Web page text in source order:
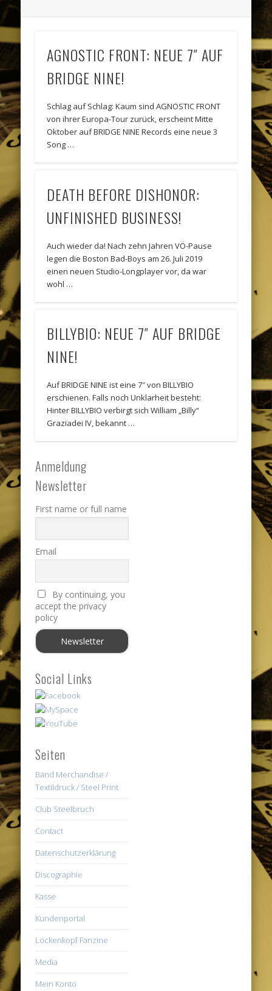
AGNOSTIC FRONT: NEUE 7″ AUF
BRIDGE NINE!
Schlag auf Schlag: Kaum sind AGNOSTIC FRONT
von ihrer Europa-Tour zurück, erscheint Mitte
Oktober auf BRIDGE NINE Records eine neue 3
Song …
DEATH BEFORE DISHONOR:
UNFINISHED BUSINESS!
Auch wieder da! Nach zehn Jahren VÖ-Pause
legen die Boston Bad-Boys am 26. Juli 2019
einen neuen Studio-Longplayer vor, da war
wohl …
BILLYBIO: NEUE 7″ AUF BRIDGE
NINE!
Auf BRIDGE NINE ist eine 7″ von BILLYBIO
erschienen. Falls noch Unklarheit besteht:
Hinter BILLYBIO verbirgt sich William „Billy“
Graziadei IV, bekannt …
Anmeldung
Newsletter
First name or full name
Email
By continuing, you
accept the privacy
policy
Social Links
Seiten
Band Merchandise /
Textildruck / Steel Print
Club Steelbruch
Contact
Datenschutzerklärung
Discographie
Kasse
Kundenportal
Lockenkopf Fanzine
Media
Mein Konto